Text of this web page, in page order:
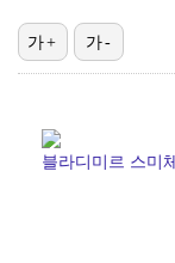
가+ 가-
블라디미르 스미